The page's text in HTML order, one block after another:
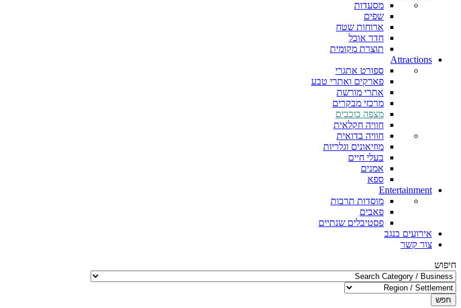
מסעדות
שפים
ארוחות שטח
חדר אוכל
תוצרת מקומית
Attractions
ספורט אתגרי
פארקים ואתרי טבע
אתרי מורשת
מרכזי מבקרים
מצפה כוכבים
חוויה חקלאית
חוויה בדואית
מוזיאונים וגלריות
בעלי חיים
אמנים
ספא
Entertainment
מוסדות תרבות
פאבים
פסטיבלים שנתיים
אירועים בנגב
צור קשר
חיפוש
חפש